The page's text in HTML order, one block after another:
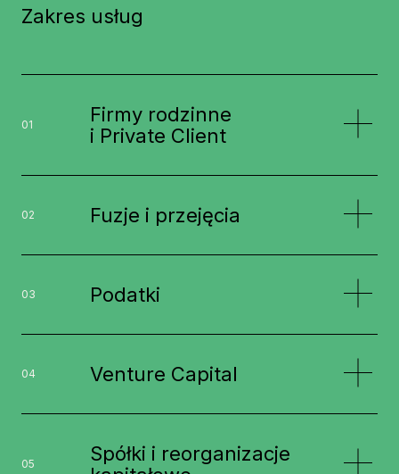
Zakres usług
01
Firmy rodzinne
i Private Client
02 Fuzje i przejęcia
03 Podatki
04 Venture Capital
05
Spółki i reorganizacje